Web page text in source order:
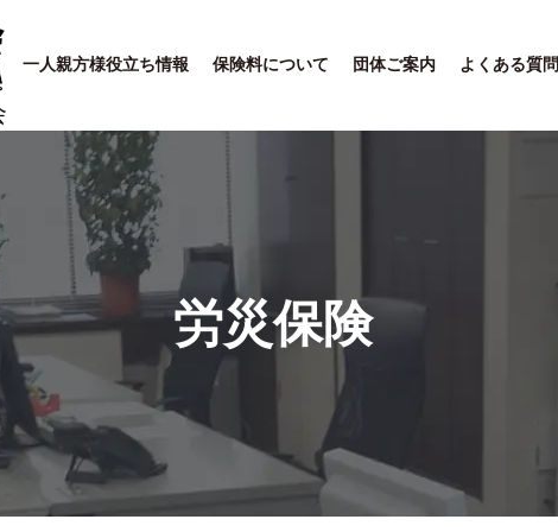
一人親方様役立ち情報 保険料について 団体ご案内 よくある質問
労災保険